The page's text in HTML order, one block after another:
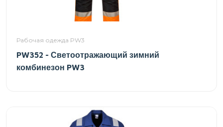
Рабочая одежда PW3
PW352 - Светоотражающий зимний
комбинезон PW3